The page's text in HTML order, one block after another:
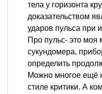
тела у горизонта
доказательством
ударов пульса при
Про пульс- это моя
сукундомера,
определить
Можно многое ещё
стиле критики. А